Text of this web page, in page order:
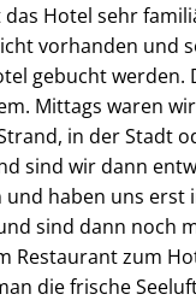
Hotel sehr
vorhanden und
gebucht werden.
Mittags waren
in der Stadt
sind wir dann
und haben uns erst
sind dann noch
Restaurant zum
die frische